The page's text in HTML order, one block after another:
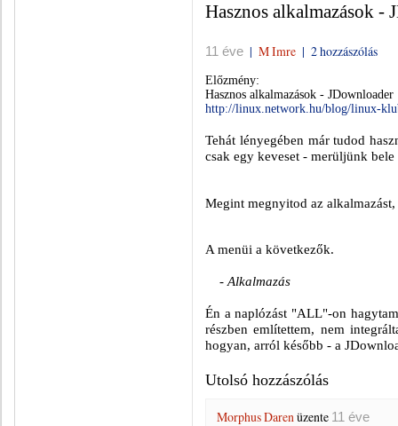
Hasznos alkalmazások -
11 éve | M Imre | 2 hozzászólás
Előzmény:
Hasznos alkalmazások - JDownloader
http://linux.network.hu/blog/linux-
Tehát lényegében már tudod
csak egy keveset - merüljünk bele
Megint megnyitod az
A menüi a következők.
- Alkalmazás
Én a naplózást "ALL"-on
részben említettem, nem
hogyan, arról később - a
Utolsó hozzászólás
Morphus Darenüzente 11 éve